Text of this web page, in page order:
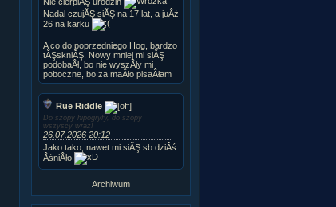
Nadal czujĂŞ siĂŞ na 17 lat, a juÂż
26 na karku
A co do poprzedniego Hog, bardzo
tĂŞskniĂŞ. Nowy mniej mi siĂŞ
podobaÂł, bo nie wyszÂły mi
poboczne, bo za maÂło pisaÂłam
Rue Riddle
Do szopy hipogryfy, do szopy
wszyscy wraz!
26.07.2026 20:12
Jako tako, nawet mi siĂŞ sb dziÂś
ÂśniÂło
Archiwum